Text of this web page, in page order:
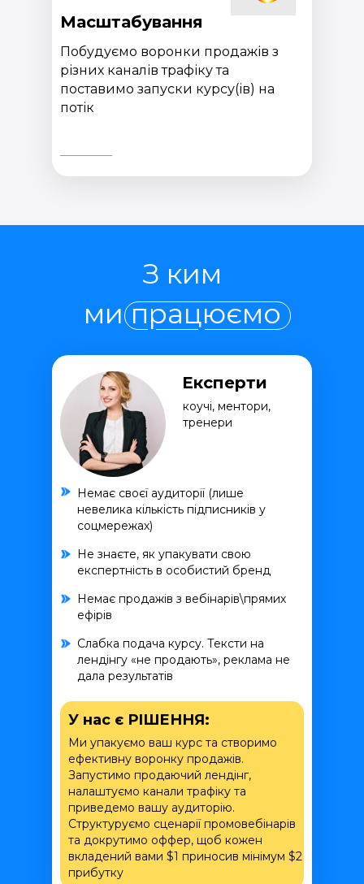
Масштабування
Побудуємо воронки продажів з
різних каналів трафіку та
поставимо запуски курсу(ів) на
потік
Експерти
коучі, ментори,
тренери
У нас є РІШЕННЯ:
Ми упакуємо ваш курс та створимо
ефективну воронку продажів.
Запустимо продаючий лендінг,
налаштуємо канали трафіку та
приведемо вашу аудиторію.
Структуруємо сценарії промовебінарів
та докрутимо оффер, щоб кожен
вкладений вами $1 приносив мінімум $2
прибутку
Немає своєї аудиторії (лише
невелика кількість підписників у
соцмережах)
Не знаєте, як упакувати свою
експертність в особистий бренд
Немає продажів з вебінарів\прямих
ефірів
Слабка подача курсу. Тексти на
лендінгу «не продають», реклама не
дала результатів
З ким
ми працюємо